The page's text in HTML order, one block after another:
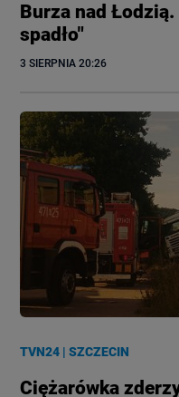
Burza nad
spadło"
3 SIERPNIA 20:26
TVN24 |SZCZECIN
Ciężarówka